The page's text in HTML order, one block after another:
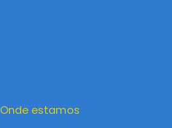
Onde estamos